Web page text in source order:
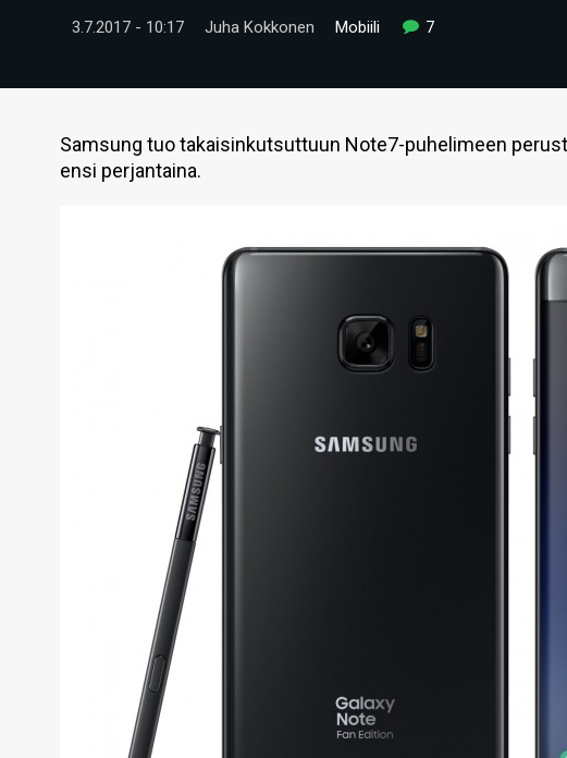
3.7.2017 - 10:17 Juha Kokkonen Mobiili 7
Samsung tuo takaisinkutsuttuun Note7-puhelimeen
ensi perjantaina.